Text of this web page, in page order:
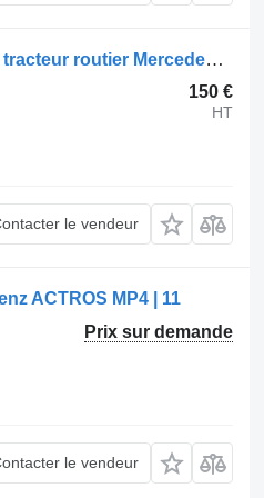
Boîtier de batterie Mercedes-Benz Battery box A9605411810 pour tracteur routier Mercedes-Benz Actros
150 €
HT
le vendeur
ACTROS MP4 | 11
Prix sur demande
le vendeur